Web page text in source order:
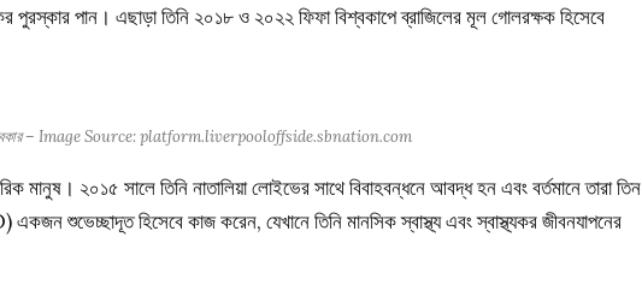
পুরস্কার পান। এছাড়া তিনি ২০১৮ ও ২০২২ ফিফা বিশ্বকাপে ব্রাজিলের মূল গোলরক্ষক হিসেবে
বেকার – Image Source: platform.liverpooloffside.sbnation.com
মানুষ। ২০১৫ সালে তিনি নাতালিয়া লোইভের সাথে বিবাহবন্ধনে আবদ্ধ হন এবং বর্তমানে তারা তিন
শুভেচ্ছাদূত হিসেবে কাজ করেন, যেখানে তিনি মানসিক স্বাস্থ্য এবং স্বাস্থ্যকর জীবনযাপনের